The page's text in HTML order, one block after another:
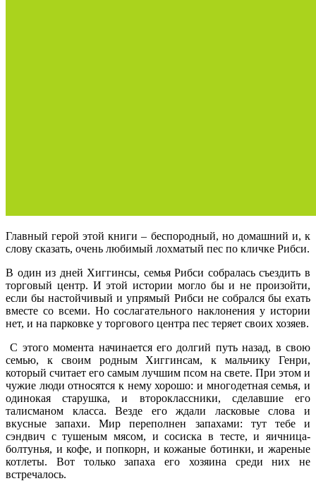
Главный герой этой книги – беспородный, но домашний и, к
слову сказать, очень любимый лохматый пес по кличке Рибси.
В один из дней Хиггинсы, семья Рибси собралась съездить в
торговый центр. И этой истории могло бы и не произойти,
если бы настойчивый и упрямый Рибси не собрался бы ехать
вместе со всеми. Но сослагательного наклонения у истории
нет, и на парковке у торгового центра пес теряет своих хозяев.
С этого момента начинается его долгий путь назад, в свою
семью, к своим родным Хиггинсам, к мальчику Генри,
который считает его самым лучшим псом на свете. При этом и
чужие люди относятся к нему хорошо: и многодетная семья, и
одинокая старушка, и второклассники, сделавшие его
талисманом класса. Везде его ждали ласковые слова и
вкусные запахи. Мир переполнен запахами: тут тебе и
сэндвич с тушеным мясом, и сосиска в тесте, и яичница-
болтунья, и кофе, и попкорн, и кожаные ботинки, и жареные
котлеты. Вот только запаха его хозяина среди них не
встречалось.